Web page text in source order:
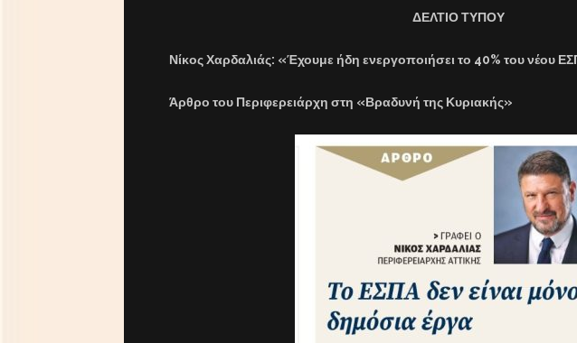
ΔΕΛΤΙΟ ΤΥΠΟΥ
Νίκος Χαρδαλιάς: «Έχουμε ήδη ενεργοποιήσει το 40% του νέου
Άρθρο του Περιφερειάρχη στη «Βραδυνή της Κυριακής»